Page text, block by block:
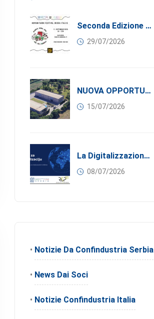
Seconda Edizione Di MANGIA. DONA. AMA: Quando La Gastronomia Incontra La Solidarietà, 11 Settembre 2026
29/07/2026
NUOVA OPPORTUNITÀ DI BUSINESS PER I SOCI DI CONFINDUSTRIA SERBIA: Affitasi Un Moderno Capannone Industriale A Pančevo – 1.200 M² Nella Zona Industriale
15/07/2026
La Digitalizzazione Come Motore Dell’internazionalizzazione
08/07/2026
• Notizie Da Confindustria Serbia
• News Dai Soci
• Notizie Confindustria Italia